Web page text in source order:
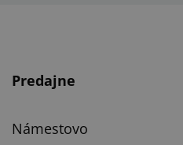
Predajne
Námestovo